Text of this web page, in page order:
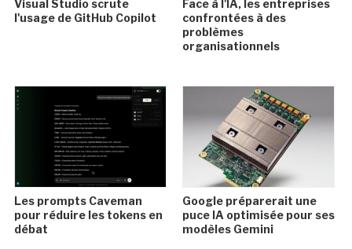
Visual Studio scrute
l'usage de GitHub Copilot
Face à l'IA, les entreprises
confrontées à des
problèmes
organisationnels
Les prompts Caveman
pour réduire les tokens en
débat
Google préparerait une
puce IA optimisée pour ses
modèles Gemini